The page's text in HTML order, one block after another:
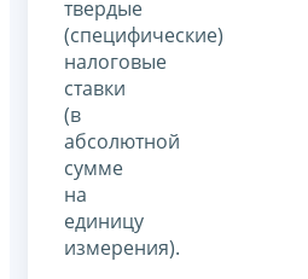
твердые
(специфические)
налоговые
ставки
(в
абсолютной
сумме
на
единицу
измерения).